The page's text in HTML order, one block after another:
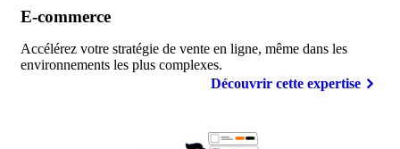
E-commerce
Accélérez votre stratégie de vente en ligne, même dans les
environnements les plus complexes.
Découvrir cette expertise